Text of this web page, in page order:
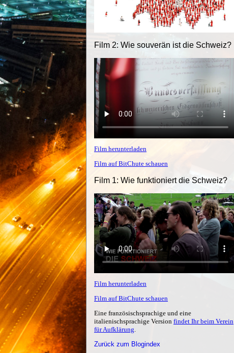
Film 2: Wie souverän ist die Schweiz?
Film herunterladen
Film auf BitChute schauen
Film 1: Wie funktioniert die Schweiz?
Film herunterladen
Film auf BitChute schauen
Eine französischsprachige und eine
italienischsprachige Version findet Ihr beim Verein
für Aufklärung.
Zurück zum Blogindex